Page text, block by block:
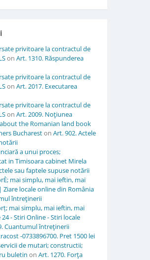
privitoare la contractul de
on Art. 1310. Răspunderea
privitoare la contractul de
on Art. 2017. Executarea
privitoare la contractul de
on Art. 2009. Noţiunea
the Romanian land book
Buchareston Art. 902. Actele
a unui proces;
in Timisoara cabinet Mirela
sau faptele supuse notării
mai simplu, mai ieftin, mai
Ziare locale online din România
întreţinerii
mai simplu, mai ieftin, mai
- Stiri Online - Stiri locale
Cuantumul întreţinerii
-0733896700. Pret 1500 lei
de mutari; constructii;
buletin on Art. 1270. Forţa